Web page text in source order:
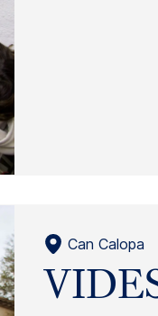
Can Calopa